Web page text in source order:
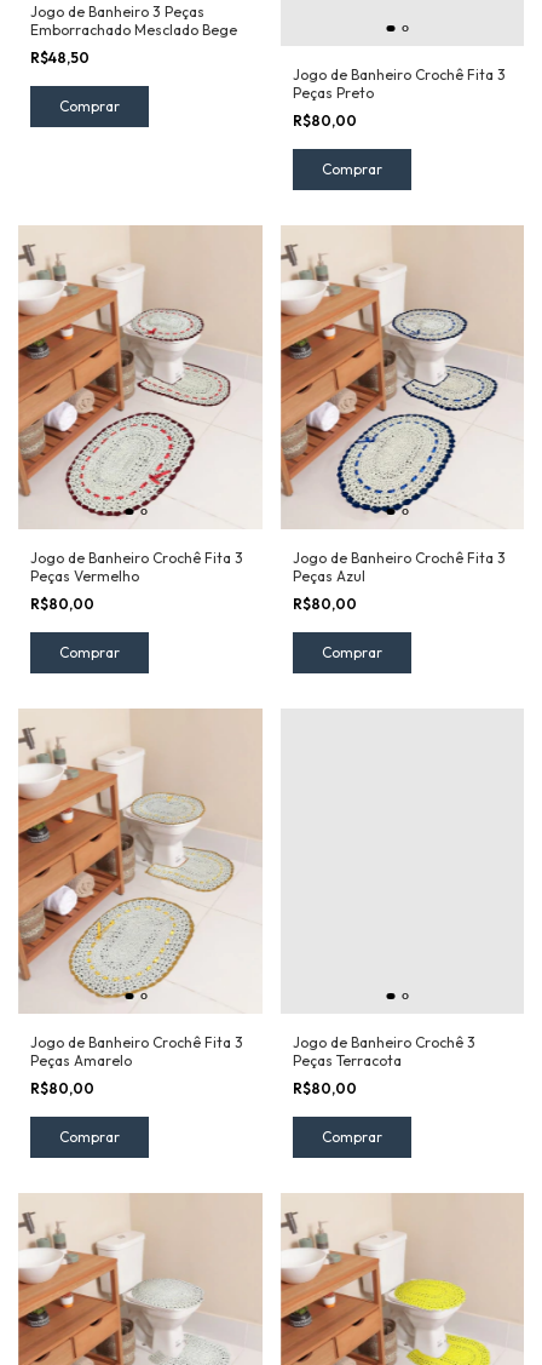
Jogo de Banheiro 3 Peças
Emborrachado Mesclado Bege
R$48,50
Jogo de Banheiro Crochê Fita 3
Peças Preto
R$80,00
Jogo de Banheiro Crochê Fita 3
Peças Vermelho
R$80,00
Jogo de Banheiro Crochê Fita 3
Peças Azul
R$80,00
Jogo de Banheiro Crochê Fita 3
Peças Amarelo
R$80,00
Jogo de Banheiro Crochê 3
Peças Terracota
R$80,00